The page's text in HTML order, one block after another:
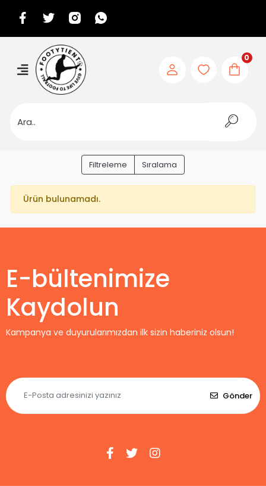
0
Filtreleme Sıralama
Ürün bulunamadı.
E-bültenimize
Kaydolun
Kampanya ve duyurularımızdan ilk sizin haberiniz olsun!
Gönder